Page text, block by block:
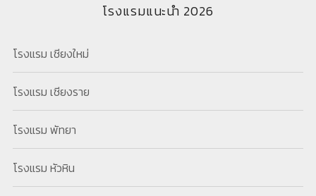
โรงแรมแนะนำ 2026
โรงแรม เชียงใหม่
โรงแรม เชียงราย
โรงแรม พัทยา
โรงแรม หัวหิน